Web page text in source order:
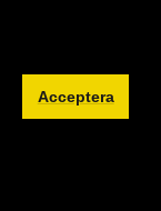
Acceptera